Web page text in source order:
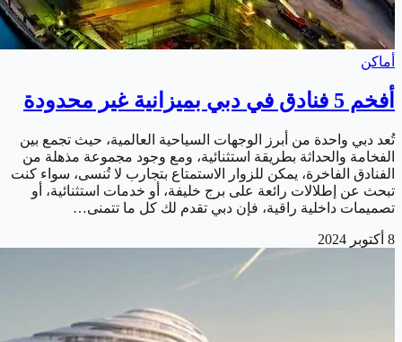
أماكن
أفخم 5 فنادق في دبي بميزانية غير محدودة
تُعد دبي واحدة من أبرز الوجهات السياحية العالمية، حيث تجمع بين
الفخامة والحداثة بطريقة استثنائية، ومع وجود مجموعة مذهلة من
الفنادق الفاخرة، يمكن للزوار الاستمتاع بتجارب لا تُنسى، سواء كنت
تبحث عن إطلالات رائعة على برج خليفة، أو خدمات استثنائية، أو
تصميمات داخلية راقية، فإن دبي تقدم لك كل ما تتمنى…
8 أكتوبر 2024